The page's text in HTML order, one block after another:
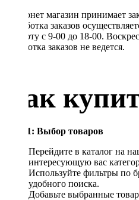
Интернет магазин принимает
Обработка заказов
Субботу с 9-00 до 18-00.
обработка заказов не ведется.
Как
Шаг 1: Выбор товаров
Перейдите в каталог на
интересующую вас
Используйте фильтры по
удобного поиска.
Добавьте выбранные